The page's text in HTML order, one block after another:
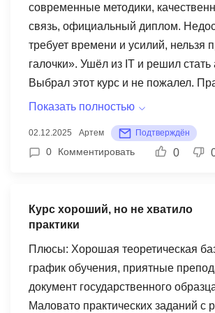
преподавателю. Преподаватель
- указывала на ошибки, объясняла
текстура не такая получилась,
как исправить. Первые три сыра
честно скажу, но к концу курса уже
делать нормальные моцареллу,
личном кабинете, постоянно к ним
когда что-то забываю.
разбираться. Но сам курс
советую кто хочет сыры делать!
современные методики,
связь, официальный диплом.
требует времени и усилий, нельзя
галочки». Ушёл из IT и решил
Выбрал этот курс и не пожалел.
часть очень сильная - учились
конкретные культуры, планировать
севообороты, бороться с
Например, давали данные по полю
предшественник, климат - и надо
составить полный план
мероприятий на сезон.
проверял очень тщательно,
ошибку, объяснял почему так
Показать полностью
02.12.2025 Артем Подтверждён
0 Комментировать 0
Курс хороший, но не хватило
практики
Плюсы: Хорошая теоретическая
график обучения, приятные
документ государственного
Маловато практических заданий с